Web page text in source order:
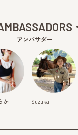
アンバサダー
か Suzuka